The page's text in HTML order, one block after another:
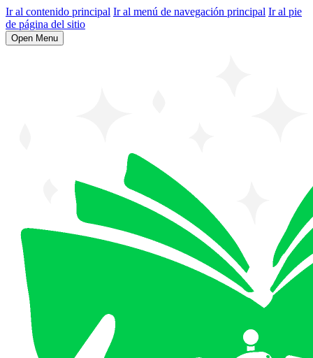
Ir al contenido principal Ir al menú de navegación principal Ir al pie
de página del sitio
Open Menu